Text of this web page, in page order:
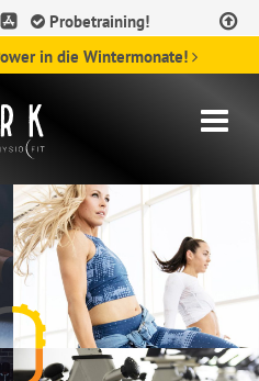
Probetraining!
in die Wintermonate!